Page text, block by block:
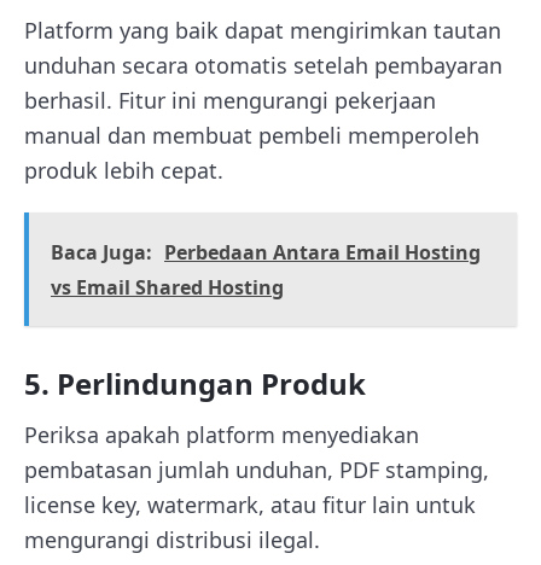
Platform yang baik dapat mengirimkan tautan
unduhan secara otomatis setelah pembayaran
berhasil. Fitur ini mengurangi pekerjaan
manual dan membuat pembeli memperoleh
produk lebih cepat.
Baca Juga: Perbedaan Antara Email Hosting
vs Email Shared Hosting
5. Perlindungan Produk
Periksa apakah platform menyediakan
pembatasan jumlah unduhan, PDF stamping,
license key, watermark, atau fitur lain untuk
mengurangi distribusi ilegal.